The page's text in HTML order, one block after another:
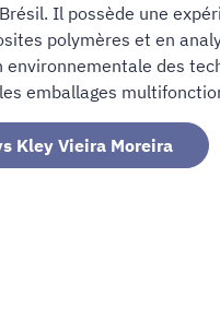
Il possède une
polymères et en
environnementale des
emballages
Kley Vieira Moreira